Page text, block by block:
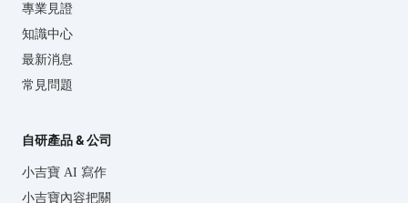
專業見證
知識中心
最新消息
常見問題
自研產品 & 公司
小吉寶 AI 寫作
小吉寶內容把關